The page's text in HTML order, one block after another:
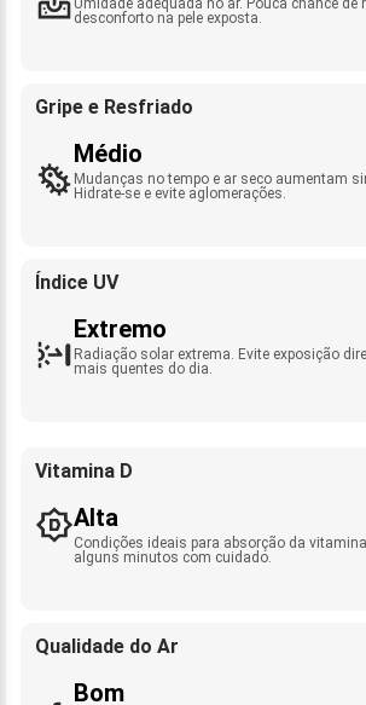
Umidade adequada no ar. Pouca chance de
desconforto na pele exposta.
Gripe e Resfriado
Médio
Mudanças no tempo e ar seco aumentam
Hidrate-se e evite aglomerações.
Índice UV
Extremo
Radiação solar extrema. Evite exposição
mais quentes do dia.
Vitamina D
Alta
Condições ideais para absorção da
alguns minutos com cuidado.
Qualidade do Ar
Bom